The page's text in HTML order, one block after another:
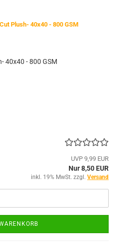
40x40 - 800 GSM
UVP 9,99 EUR
Nur 8,50 EUR
inkl. 19% MwSt. zzgl. Versand